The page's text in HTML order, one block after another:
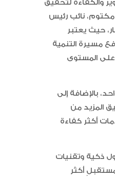
والكفاءة لتحقيق
مكتوم، نائب رئيس
حيث يعتبر
مسيرة التنمية
على المستوى
بالإضافة إلى
المزيد من
أكثر كفاءة
ذكية وتقنيات
أكثر
الإمارات
الأدوية المبتكرة لتعزيز صحة المجتمع